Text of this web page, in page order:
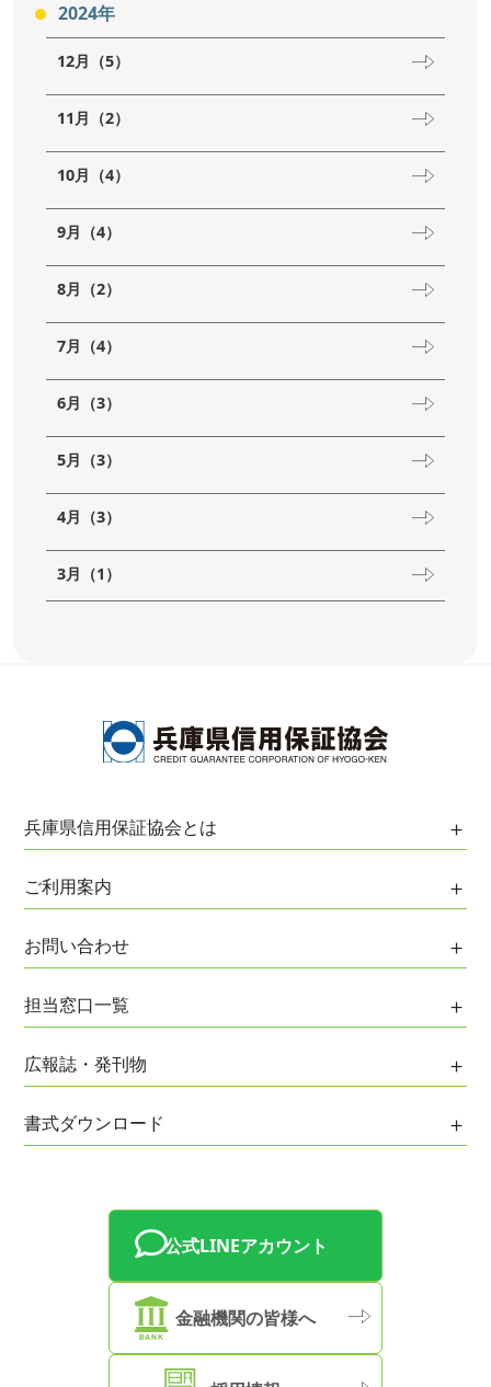
2024年
12月（5）
11月（2）
10月（4）
9月（4）
8月（2）
7月（4）
6月（3）
5月（3）
4月（3）
3月（1）
兵庫県信用保証協会とは
保証協会について
協会の役割
協会のあゆみ
協会組織
協会役員
事業計画および評価等
事業概況
保証状況・信用保証トピックス
兵庫県信用保証協会の取り組み
ご利用案内
はじめてご利用の方へ
信用保証について
創業者支援
経営支援
事業承継支援
お問い合わせ
お問い合わせ
ご意見・ご相談
お客様総合相談窓口
創業準備相談窓口
女性企業家相談窓口
事業承継相談窓口
特別相談窓口等のご案内
米国自動車関税措置等に伴う特別相談窓口
信用保証協会サービサー
担当窓口一覧
各事務所・支所担当地域
神戸事務所
阪神事務所
広報誌・発刊物
広報誌・発刊物一覧
書式ダウンロード
公式LINEアカウント
金融機関の皆様へ